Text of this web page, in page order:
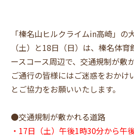
「榛名山ヒルクライムin高崎」 の
（土）と18日（日） は、榛名体育
ースコース周辺で、交通規制が敷か
ご通行の皆様にはご迷惑をおかけ
とご協力をお願いいたします。
●交通規制が敷かれる道路
・17日（土）午後1時30分から午